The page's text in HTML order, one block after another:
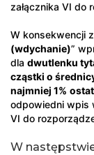
załącznika VI do
W konsekwencji
(wdychanie)”
dla dwutlenku
cząstki o
najmniej 1%
odpowiedni wpis
VI do
W